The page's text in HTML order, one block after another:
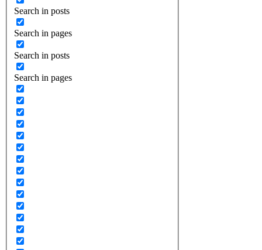
Search in posts
Search in pages
Search in posts
Search in pages